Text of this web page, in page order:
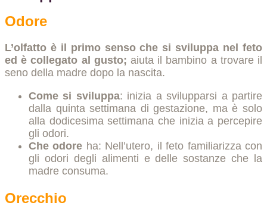
Odore
L’olfatto è il primo senso che si sviluppa nel feto
ed è collegato al gusto; aiuta il bambino a trovare il
seno della madre dopo la nascita.
Come si sviluppa: inizia a svilupparsi a partire
dalla quinta settimana di gestazione, ma è solo
alla dodicesima settimana che inizia a percepire
gli odori.
Che odore ha: Nell’utero, il feto familiarizza con
gli odori degli alimenti e delle sostanze che la
madre consuma.
Orecchio